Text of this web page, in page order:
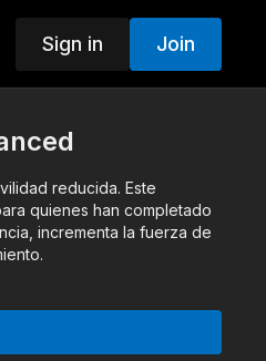
Sign in Join
reducida. Este
quienes han completado
incrementa la fuerza de